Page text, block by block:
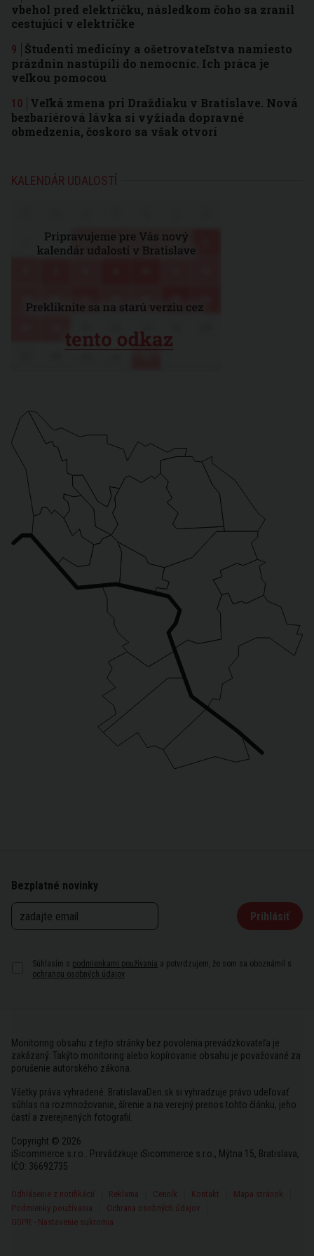
vbehol pred električku, následkom čoho sa zranil
cestujúci v električke
Študenti medicíny a ošetrovateľstva namiesto
prázdnin nastúpili do nemocníc. Ich práca je
veľkou pomocou
Veľká zmena pri Draždiaku v Bratislave. Nová
bezbariérová lávka si vyžiada dopravné
obmedzenia, čoskoro sa však otvorí
KALENDÁR UDALOSTÍ
Bezplatné novinky
Prihlásiť
Súhlasím s podmienkami používania a potvrdzujem, že som sa oboznámil s
ochranou osobných údajov
Monitoring obsahu z tejto stránky bez povolenia prevádzkovateľa je
zakázaný. Takýto monitoring alebo kopírovanie obsahu je považované za
porušenie autorského zákona.
Všetky práva vyhradené. BratislavaDen.sk si vyhradzuje právo udeľovať
súhlas na rozmnožovanie, šírenie a na verejný prenos tohto článku, jeho
častí a zverejnených fotografií.
Copyright © 2026
iSicommerce s.r.o.. Prevádzkuje iSicommerce s.r.o., Mýtna 15, Bratislava,
IČO: 36692735
Odhlásenie z notifikácií Reklama Cenník Kontakt
Mapa stránok
Podmienky používania
Ochrana osobných údajov
GDPR - Nastavenie sukromia